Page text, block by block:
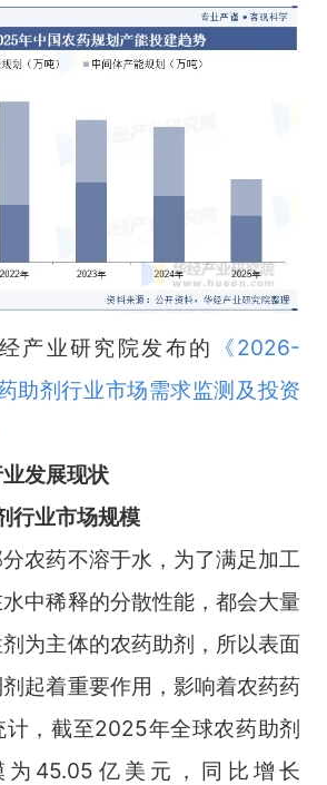
产业研究院发布的 《2026-
助剂行业市场需求监测及投资
发展现状
行业市场规模
农药不溶于水，为了满足加工
中稀释的分散性能，都会大量
为主体的农药助剂，所以表面
起着重要作用，影响着农药药
计，截至2025年全球农药助剂
45.05亿美元，同比增长